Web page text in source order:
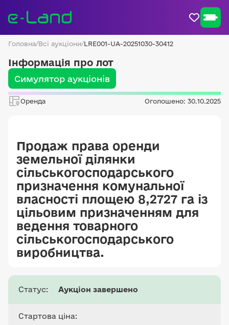
Головна/Всі аукціони/LRE001-UA-20251030-30412
Інформація про лот
Симулятор аукціонів
Оренда Оголошено: 30.10.2025
Продаж права оренди
земельної ділянки
сільськогосподарського
призначення комунальної
власності площею 8,2727 га із
цільовим призначенням для
ведення товарного
сільськогосподарського
виробництва.
Статус: Аукціон завершено
Стартова ціна: